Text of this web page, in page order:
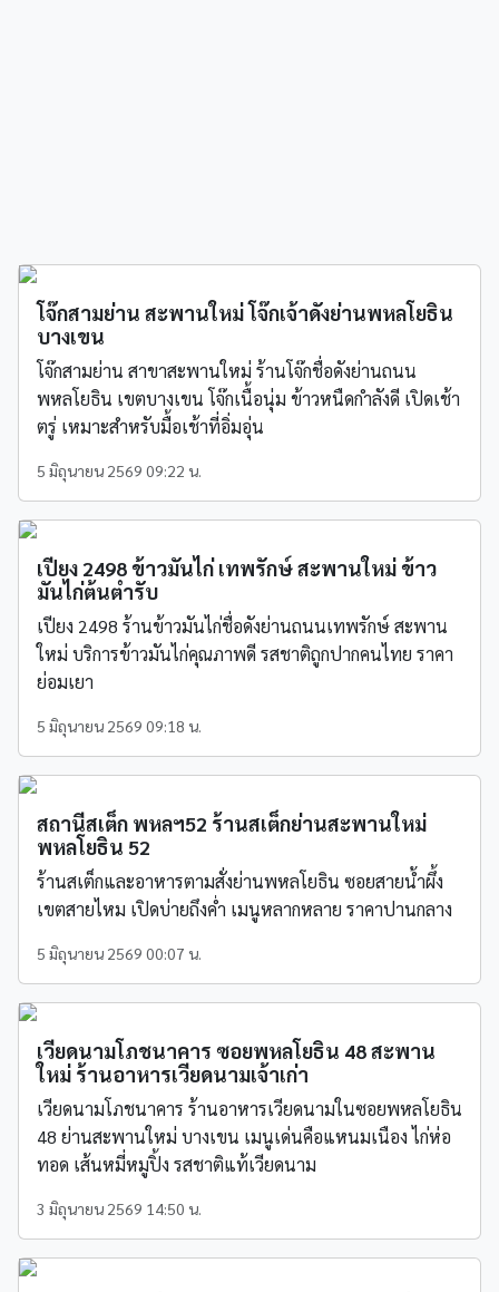
โจ๊กสามย่าน สะพานใหม่ โจ๊กเจ้าดังย่านพหลโยธิน
บางเขน
โจ๊กสามย่าน สาขาสะพานใหม่ ร้านโจ๊กชื่อดังย่านถนน
พหลโยธิน เขตบางเขน โจ๊กเนื้อนุ่ม ข้าวหนืดกำลังดี เปิดเช้า
ตรู่ เหมาะสำหรับมื้อเช้าที่อิ่มอุ่น
5 มิถุนายน 2569 09:22 น.
เปียง 2498 ข้าวมันไก่ เทพรักษ์ สะพานใหม่ ข้าว
มันไก่ต้นตำรับ
เปียง 2498 ร้านข้าวมันไก่ชื่อดังย่านถนนเทพรักษ์ สะพาน
ใหม่ บริการข้าวมันไก่คุณภาพดี รสชาติถูกปากคนไทย ราคา
ย่อมเยา
5 มิถุนายน 2569 09:18 น.
สถานีสเต็ก พหลฯ52 ร้านสเต็กย่านสะพานใหม่
พหลโยธิน 52
ร้านสเต็กและอาหารตามสั่งย่านพหลโยธิน ซอยสายน้ำผึ้ง
เขตสายไหม เปิดบ่ายถึงค่ำ เมนูหลากหลาย ราคาปานกลาง
5 มิถุนายน 2569 00:07 น.
เวียดนามโภชนาคาร ซอยพหลโยธิน 48 สะพาน
ใหม่ ร้านอาหารเวียดนามเจ้าเก่า
เวียดนามโภชนาคาร ร้านอาหารเวียดนามในซอยพหลโยธิน
48 ย่านสะพานใหม่ บางเขน เมนูเด่นคือแหนมเนือง ไก่ห่อ
ทอด เส้นหมี่หมูปิ้ง รสชาติแท้เวียดนาม
3 มิถุนายน 2569 14:50 น.